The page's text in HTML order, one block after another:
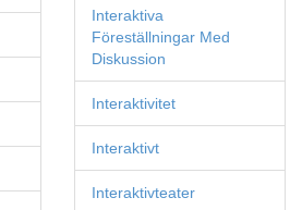
Interaktiva
Föreställningar Med
Diskussion
Interaktivitet
Interaktivt
Interaktivteater